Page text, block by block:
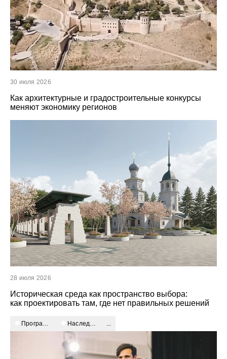
30 июля 2026
Как архитектурные и градостроительные конкурсы
меняют экономику регионов
28 июля 2026
Историческая среда как пространство выбора:
как проектировать там, где нет правильных решений
Программный подход наследие и идентичность